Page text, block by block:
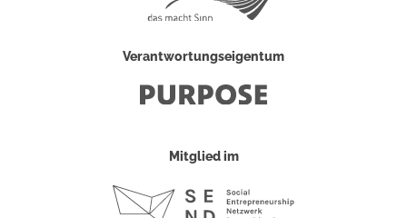
Verantwortungseigentum
Mitglied im